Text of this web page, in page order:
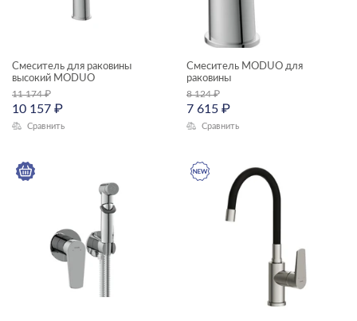
Смеситель для раковины
высокий MODUO
11 174₽
10 157 ₽
Сравнить
Смеситель MODUO для
раковины
8 124₽
7 615 ₽
Сравнить